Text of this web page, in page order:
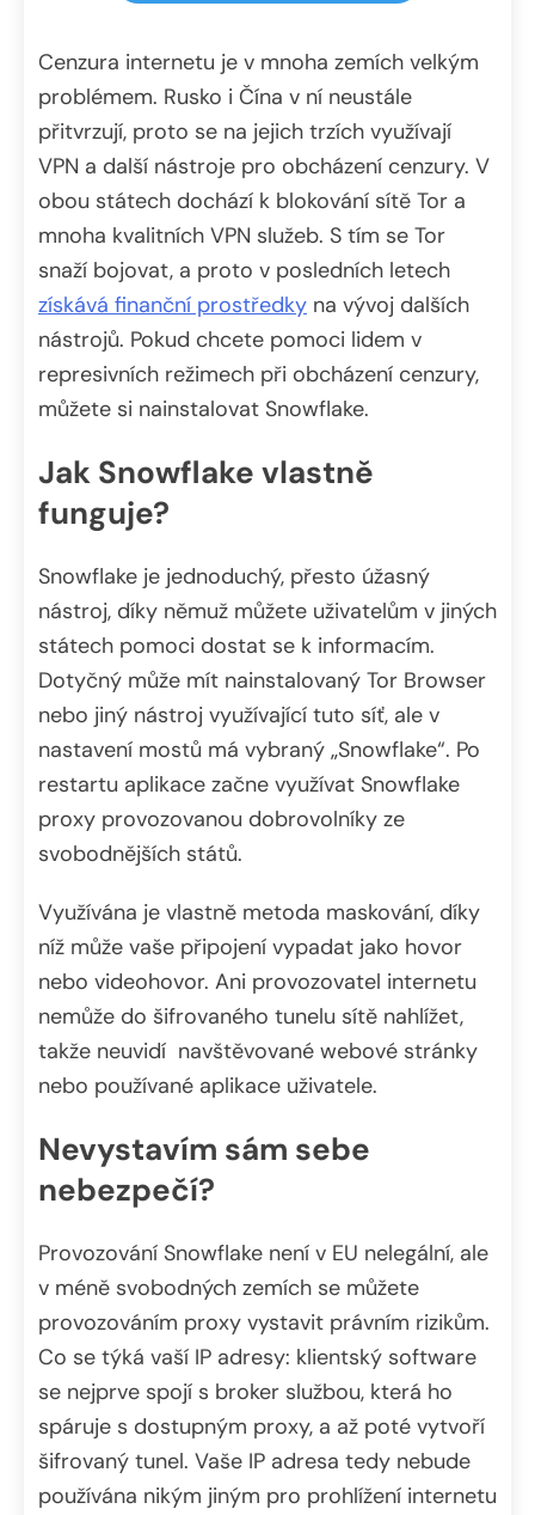
Cenzura internetu je v mnoha zemích velkým
problémem. Rusko i Čína v ní neustále
přitvrzují, proto se na jejich trzích využívají
VPN a další nástroje pro obcházení cenzury. V
obou státech dochází k blokování sítě Tor a
mnoha kvalitních VPN služeb. S tím se Tor
snaží bojovat, a proto v posledních letech
získává finanční prostředky na vývoj dalších
nástrojů. Pokud chcete pomoci lidem v
represivních režimech při obcházení cenzury,
můžete si nainstalovat Snowflake.
Jak Snowflake vlastně
funguje?
Snowflake je jednoduchý, přesto úžasný
nástroj, díky němuž můžete uživatelům v jiných
státech pomoci dostat se k informacím.
Dotyčný může mít nainstalovaný Tor Browser
nebo jiný nástroj využívající tuto síť, ale v
nastavení mostů má vybraný „Snowflake“. Po
restartu aplikace začne využívat Snowflake
proxy provozovanou dobrovolníky ze
svobodnějších států.
Využívána je vlastně metoda maskování, díky
níž může vaše připojení vypadat jako hovor
nebo videohovor. Ani provozovatel internetu
nemůže do šifrovaného tunelu sítě nahlížet,
takže neuvidí navštěvované webové stránky
nebo používané aplikace uživatele.
Nevystavím sám sebe
nebezpečí?
Provozování Snowflake není v EU nelegální, ale
v méně svobodných zemích se můžete
provozováním proxy vystavit právním rizikům.
Co se týká vaší IP adresy: klientský software
se nejprve spojí s broker službou, která ho
spáruje s dostupným proxy, a až poté vytvoří
šifrovaný tunel. Vaše IP adresa tedy nebude
používána nikým jiným pro prohlížení internetu